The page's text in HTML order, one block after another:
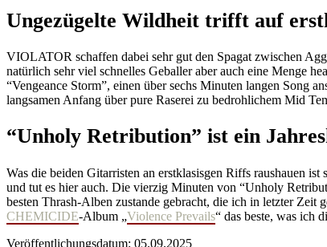
Ungezügelte Wildheit trifft auf
VIOLATOR schaffen dabei sehr gut den Spagat zwischen
natürlich sehr viel schnelles Geballer aber auch eine Menge
“Vengeance Storm”, einen über sechs Minuten langen Song
langsamen Anfang über pure Raserei zu bedrohlichem Mid
“Unholy Retribution” ist ein
Was die beiden Gitarristen an erstklasisgen Riffs raushauen
und tut es hier auch. Die vierzig Minuten von “Unholy
besten Thrash-Alben zustande gebracht, die ich in letzter
CHEMICIDE-Album „Violence Prevails“ das beste, was ich
Veröffentlichungsdatum: 05.09.2025